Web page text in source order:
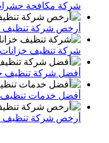
شركة مكافحة حشرات بالرياض 0539205789 افضل انواع
أرخص شركة تنظيف
شركة تنظيف
أفضل شركة تنظيف
أفضل خدمات
أرخص شركة تنظيف